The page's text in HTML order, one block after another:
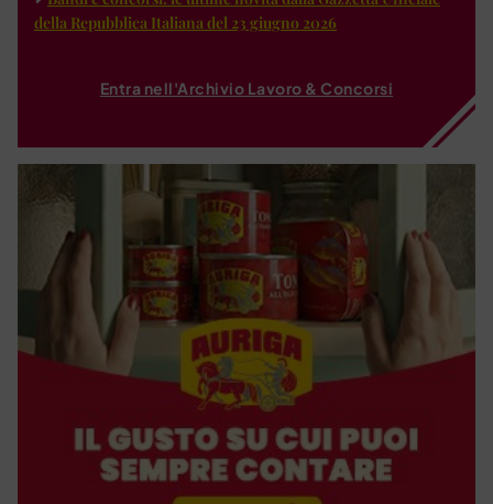
della Repubblica Italiana del 23 giugno 2026
Entra nell'Archivio Lavoro & Concorsi